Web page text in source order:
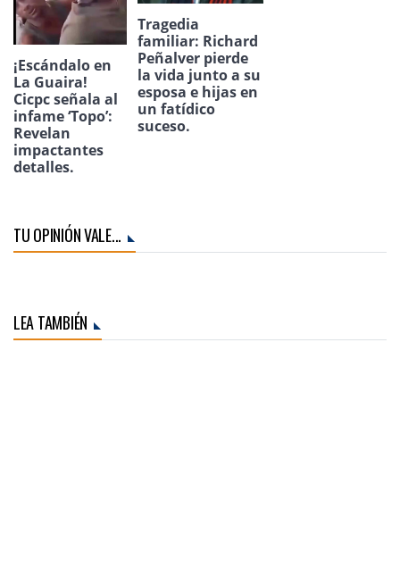
¡Escándalo en
La Guaira!
Cicpc señala al
infame ‘Topo’:
Revelan
impactantes
detalles.
Tragedia
familiar: Richard
Peñalver pierde
la vida junto a su
esposa e hijas en
un fatídico
suceso.
TU OPINIÓN VALE...
LEA TAMBIÉN